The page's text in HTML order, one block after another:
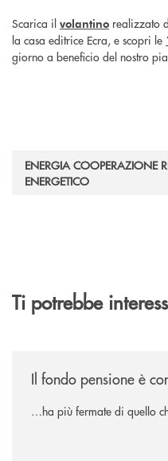
Scarica il volantino realizzato
la casa editrice Ecra, e scopri le
giorno a beneficio del nostro
ENERGIA COOPERAZIONE
ENERGETICO
Ti potrebbe
Il fondo pensione è
…ha più fermate di quello